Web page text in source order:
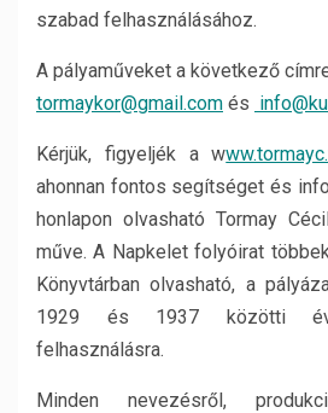
szabad felhasználásához.
A pályaműveket a következő
tormaykor@gmail.com és
Kérjük, figyeljék a w
ahonnan fontos segítséget és
honlapon olvasható Tormay
műve. A Napkelet folyóirat
Könyvtárban olvasható, a
1929 és 1937 közötti
felhasználásra.
Minden nevezésről,